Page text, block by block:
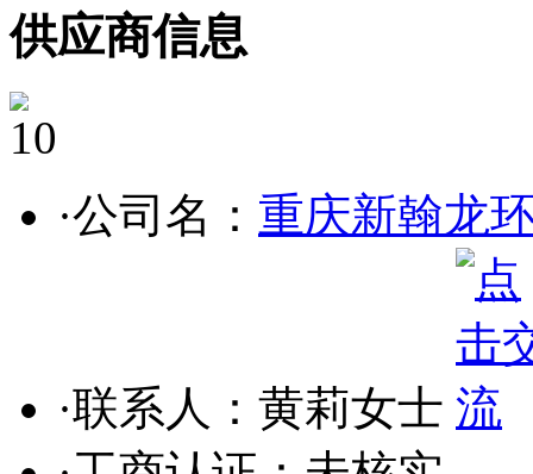
供应商信息
10
·公司名： 重庆新翰龙
·联系人：黄莉女士